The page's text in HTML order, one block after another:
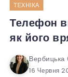
ТЕХНІКА
Телефон
як його
16 Червня